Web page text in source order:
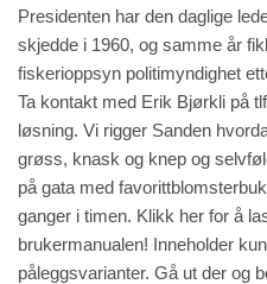
Presidenten har den daglige
skjedde i 1960, og samme år
fiskerioppsyn politimyndighet
Ta kontakt med Erik Bjørkli på
løsning. Vi rigger Sanden
grøss, knask og knep og
på gata med
ganger i timen. Klikk her for å
brukermanualen! Inneholder
påleggsvarianter. Gå ut der og